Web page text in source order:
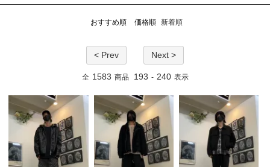
おすすめ順 価格順 新着順
< Prev Next >
全 1583 商品 193 - 240 表示